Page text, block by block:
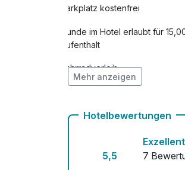
Parkplatz kostenfrei
Hunde im Hotel erlaubt für
Aufenthalt
Fahrradverleih
Mehr anzeigen
Hotelbewertungen
5,5
Exzellent
7